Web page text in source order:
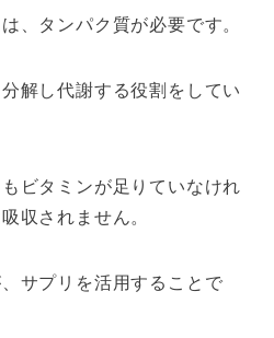
、タンパク質が必要です。
解し代謝する役割をしてい
ビタミンが足りていなけれ
収されません。
サプリを活用することで